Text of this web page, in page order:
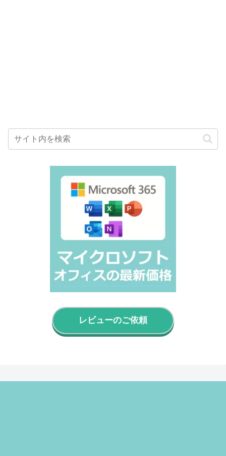
レビューのご依頼